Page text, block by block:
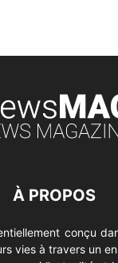
À PROPOS
conçu
vies à travers un